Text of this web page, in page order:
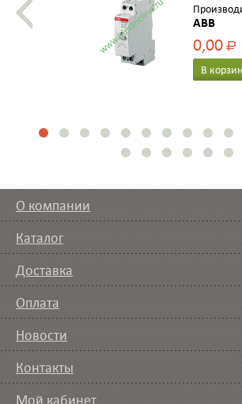
ABB
0,00Р
В
О компании
Каталог
Доставка
Оплата
Новости
Контакты
Мой кабинет